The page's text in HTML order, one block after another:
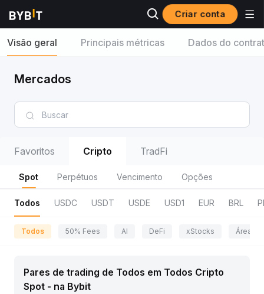
Criar conta
Visão geral Principais métricas Dados do
Mercados
Favoritos Cripto TradFi
Spot Perpétuos Vencimento Opções
Todos USDC USDT USDE USD1 EUR BRL
Todos 50% Fees AI DeFi xStocks Área da
Pares de trading de Todos em Todos Cripto
Spot - na Bybit